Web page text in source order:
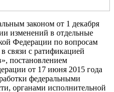
законом от 1 декабря
изменений в отдельные
Федерации по вопросам
связи с ратификацией
постановлением
от 17 июня 2015 года
федеральными
органами исполнительной